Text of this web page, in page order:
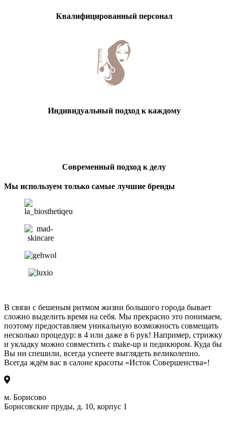
Квалифицированный персонал
Индивидуальный подход к каждому
Современный подход к делу
Мы используем только самые лучшие бренды
В связи с бешеным ритмом жизни большого города бывает
сложно выделить время на себя. Мы прекрасно это понимаем,
поэтому предоставляем уникальную возможность совмещать
несколько процедур: в 4 или даже в 6 рук! Например, стрижку
и укладку можно совместить с make-up и педикюром. Куда бы
Вы ни спешили, всегда успеете выглядеть великолепно.
Всегда ждём вас в салоне красоты «Исток Совершенства»!
м. Борисово
Борисовские пруды, д. 10, корпус 1